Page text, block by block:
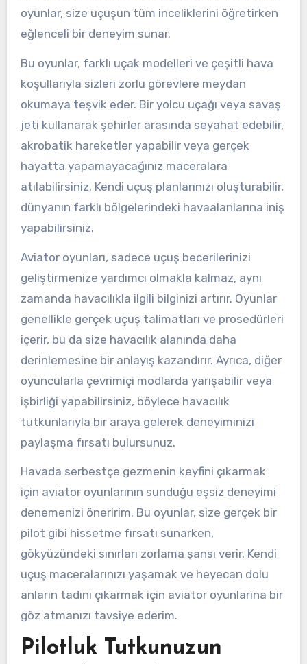
oyunlar, size uçuşun tüm inceliklerini öğretirken
eğlenceli bir deneyim sunar.
Bu oyunlar, farklı uçak modelleri ve çeşitli hava
koşullarıyla sizleri zorlu görevlere meydan
okumaya teşvik eder. Bir yolcu uçağı veya savaş
jeti kullanarak şehirler arasında seyahat edebilir,
akrobatik hareketler yapabilir veya gerçek
hayatta yapamayacağınız maceralara
atılabilirsiniz. Kendi uçuş planlarınızı oluşturabilir,
dünyanın farklı bölgelerindeki havaalanlarına iniş
yapabilirsiniz.
Aviator oyunları, sadece uçuş becerilerinizi
geliştirmenize yardımcı olmakla kalmaz, aynı
zamanda havacılıkla ilgili bilginizi artırır. Oyunlar
genellikle gerçek uçuş talimatları ve prosedürleri
içerir, bu da size havacılık alanında daha
derinlemesine bir anlayış kazandırır. Ayrıca, diğer
oyuncularla çevrimiçi modlarda yarışabilir veya
işbirliği yapabilirsiniz, böylece havacılık
tutkunlarıyla bir araya gelerek deneyiminizi
paylaşma fırsatı bulursunuz.
Havada serbestçe gezmenin keyfini çıkarmak
için aviator oyunlarının sunduğu eşsiz deneyimi
denemenizi öneririm. Bu oyunlar, size gerçek bir
pilot gibi hissetme fırsatı sunarken,
gökyüzündeki sınırları zorlama şansı verir. Kendi
uçuş maceralarınızı yaşamak ve heyecan dolu
anların tadını çıkarmak için aviator oyunlarına bir
göz atmanızı tavsiye ederim.
Pilotluk Tutkunuzun